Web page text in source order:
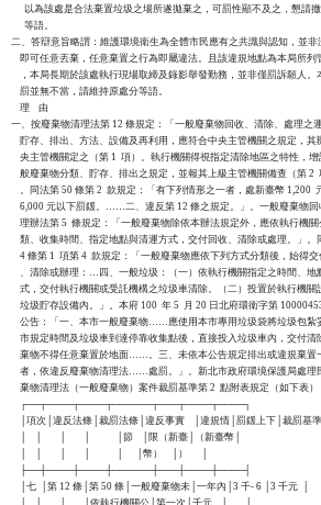
以為該處是合法棄置垃圾之場所遂拋棄之，可罰性顯不及之，懇請
      等語。
二、答辯意旨略謂：維護環境衛生為全體市民應有之共識與認知，並非
即可任意丟棄，任意棄置之行為即屬違法。且該違規地點為本局所列
，本局長期於該處執行現場取締及錄影舉發勤務，並非僅罰訴願人。
    罰並無不當，請維持原處分等語。
    理    由
一、按廢棄物清理法第 12 條規定：「一般廢棄物回收、清除、處理之運
貯存、排出、方法、設備及再利用，應符合中央主管機關之規定，其
央主管機關定之（第 1  項）。執行機關得視指定清除地區之特性，
般廢棄物分類、貯存、排出之規定，並報其上級主管機關備查（第 2
。同法第 50 條第 2  款規定：「有下列情形之一者，處新臺幣 1,200
6,000 元以下罰鍰。……二、違反第 12 條之規定。」。一般廢棄物
理辦法第 5  條規定：「一般廢棄物除依本辦法規定外，應依執行機
類、收集時間、指定地點與清運方式，交付回收、清除或處理。」。
4 條第 1  項第 4  款規定：「一般廢棄物應依下列方式分類後，始得
、清除或辦理：…四、一般垃圾：（一）依執行機關指定之時間、地
式，交付執行機關或受託機構之垃圾車清除。（二）投置於執行機關
垃圾貯存設備內。」。本府 100  年 5  月 20 日北府環衛字第
公告：「一、本市一般廢棄物……應使用本市專用垃圾袋將垃圾包紮
市規定時間及垃圾車到達停靠收集點後，直接投入垃圾車內，交付清
棄物不得任意棄置於地面……。三、未依本公告規定排出或違規棄置
者，依違反廢棄物清理法……處罰。」。新北市政府環境保護局處理
棄物清理法（一般廢棄物）案件裁罰基準第 2  點附表規定（如下表）
    ┌──┬────┬────┬──────┬───┬────┬────┐
│項次│違反法條│裁罰法條│違反事實    │違規情│罰鍰上下│裁罰基準
    │    │        │        │            │節    │限（新臺│（新臺幣│
    │    │        │        │            │      │幣）    │）      │
    ├──┼────┼────┼──────┼───┼────┼────┤
    │七  │第 12 條│第 50 條│一般廢棄物未│一年內│3 千- 6 │3 千元  │